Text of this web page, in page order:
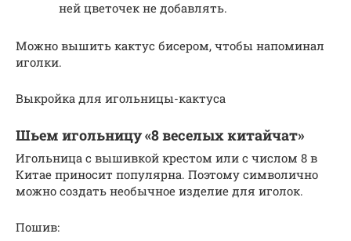
ней цветочек не добавлять.
Можно вышить кактус бисером, чтобы напоминал
иголки.
Выкройка для игольницы-кактуса
Шьем игольницу «8 веселых китайчат»
Игольница с вышивкой крестом или с числом 8 в
Китае приносит популярна. Поэтому символично
можно создать необычное изделие для иголок.
Пошив: